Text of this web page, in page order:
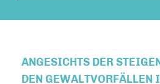
ANGESICHTS DER
DEN GEWALTVORFÄLLEN